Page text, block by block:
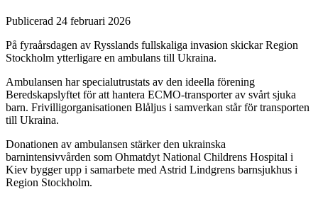
Publicerad 24 februari 2026
På fyraårsdagen av Rysslands fullskaliga invasion skickar Region
Stockholm ytterligare en ambulans till Ukraina.
Ambulansen har specialutrustats av den ideella förening
Beredskapslyftet för att hantera ECMO-transporter av svårt sjuka
barn. Frivilligorganisationen Blåljus i samverkan står för transporten
till Ukraina.
Donationen av ambulansen stärker den ukrainska
barnintensivvården som Ohmatdyt National Childrens Hospital i
Kiev bygger upp i samarbete med Astrid Lindgrens barnsjukhus i
Region Stockholm.